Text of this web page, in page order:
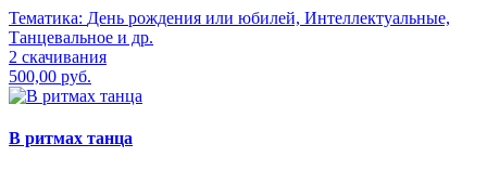
Тематика: День рождения или юбилей, Интеллектуальные,
Танцевальное и др.
2 скачивания
500,00 руб.
В ритмах танца